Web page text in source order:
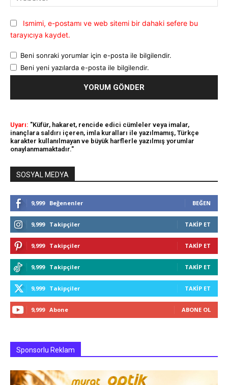
Ismimi, e-postamı ve web sitemi bir dahaki sefere bu
tarayıcıya kaydet.
Beni sonraki yorumlar için e-posta ile bilgilendir.
Beni yeni yazılarda e-posta ile bilgilendir.
Uyarı: "Küfür, hakaret, rencide edici cümleler veya imalar,
inançlara saldırı içeren, imla kuralları ile yazılmamış, Türkçe
karakter kullanılmayan ve büyük harflerle yazılmış yorumlar
onaylanmamaktadır."
SOSYAL MEDYA
9,999 Beğenenler BEĞEN
9,999 Takipçiler TAKIP ET
9,999 Takipçiler TAKIP ET
9,999 Takipçiler TAKIP ET
9,999 Takipçiler TAKIP ET
9,999 Abone ABONE OL
Sponsorlu Reklam